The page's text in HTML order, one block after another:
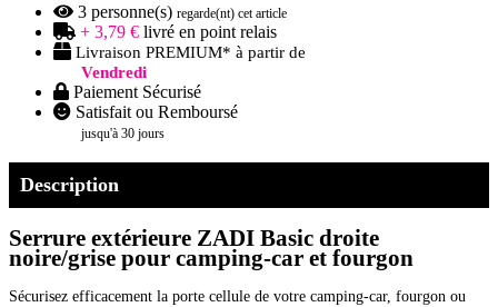
3 personne(s) regarde(nt) cet article
+ 3,79 € livré en point relais
Livraison PREMIUM* à partir de
Vendredi
Paiement Sécurisé
Satisfait ou Remboursé
jusqu'à 30 jours
Description
Serrure extérieure ZADI Basic droite
noire/grise pour camping-car et fourgon
Sécurisez efficacement la porte cellule de votre camping-car, fourgon ou